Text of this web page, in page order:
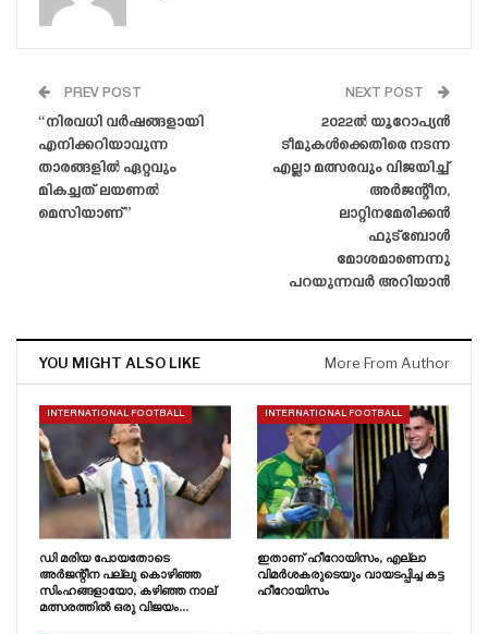
PREV POST
“നിരവധി വർഷങ്ങളായി
എനിക്കറിയാവുന്ന
താരങ്ങളിൽ ഏറ്റവും
മികച്ചത് ലയണൽ
മെസിയാണ്”
NEXT POST
2022ൽ യൂറോപ്യൻ
ടീമുകൾക്കെതിരെ നടന്ന
എല്ലാ മത്സരവും വിജയിച്ച്
അർജന്റീന,
ലാറ്റിനമേരിക്കൻ
ഫുട്ബോൾ
മോശമാണെന്നു
പറയുന്നവർ അറിയാൻ
YOU MIGHT ALSO LIKE More From Author
INTERNATIONAL FOOTBALL
ഡി മരിയ പോയതോടെ
അർജന്റീന പല്ലു കൊഴിഞ്ഞ
സിംഹങ്ങളായോ, കഴിഞ്ഞ നാല്
മത്സരത്തിൽ ഒരു വിജയം…
INTERNATIONAL FOOTBALL
ഇതാണ് ഹീറോയിസം, എല്ലാ
വിമർശകരുടെയും വായടപ്പിച്ച കട്ട
ഹീറോയിസം